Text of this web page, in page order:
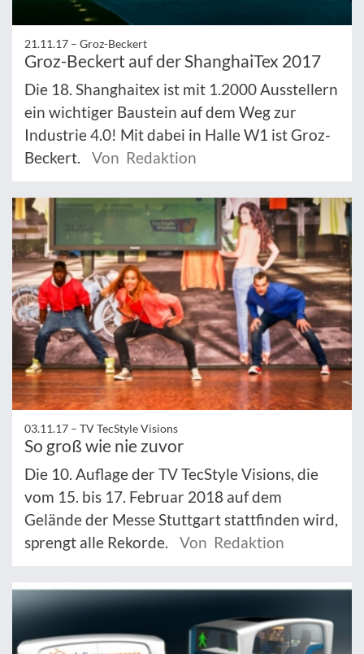
21.11.17 – Groz-Beckert
Groz-Beckert auf der ShanghaiTex 2017
Die 18. Shanghaitex ist mit 1.2000 Ausstellern
ein wichtiger Baustein auf dem Weg zur
Industrie 4.0! Mit dabei in Halle W1 ist Groz-
Beckert.
Von Redaktion
03.11.17 – TV TecStyle Visions
So groß wie nie zuvor
Die 10. Auflage der TV TecStyle Visions, die
vom 15. bis 17. Februar 2018 auf dem
Gelände der Messe Stuttgart stattfinden wird,
sprengt alle Rekorde.
Von Redaktion